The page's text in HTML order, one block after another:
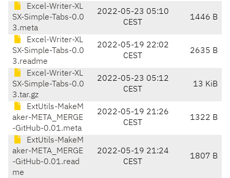
Excel-Writer-XL
SX-Simple-Tabs-0.0
3.meta
2022-05-23 05:10
CEST
1446 B
Excel-Writer-XL
SX-Simple-Tabs-0.0
3.readme
2022-05-19 22:02
CEST
2635 B
Excel-Writer-XL
SX-Simple-Tabs-0.0
3.tar.gz
2022-05-23 05:12
CEST
13 KiB
ExtUtils-MakeM
aker-META_MERGE
-GitHub-0.01.meta
2022-05-19 21:26
CEST
1322 B
ExtUtils-MakeM
aker-META_MERGE
-GitHub-0.01.read
me
2022-05-19 21:24
CEST
1807 B